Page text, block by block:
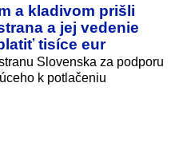
a kladivom prišli
a jej vedenie
tisíce eur
Slovenska za podporu
k potlačeniu